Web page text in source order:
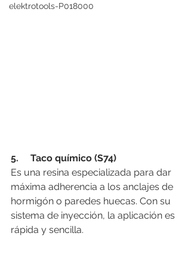
elektrotools-P018000
5.     Taco químico (S74)
Es una resina especializada para dar
máxima adherencia a los anclajes de
hormigón o paredes huecas. Con su
sistema de inyección, la aplicación es
rápida y sencilla.